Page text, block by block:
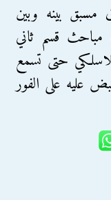
مسبق بينه وبين
مباحث قسم ثاني
حتى تسمع
عليه على الفور